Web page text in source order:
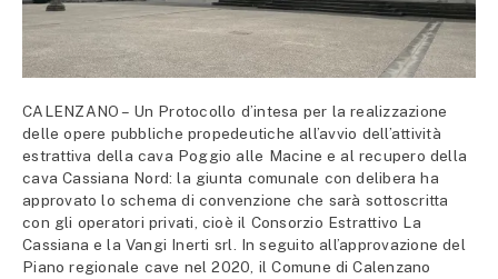
CALENZANO – Un Protocollo d’intesa per la realizzazione
delle opere pubbliche propedeutiche all’avvio dell’attività
estrattiva della cava Poggio alle Macine e al recupero della
cava Cassiana Nord: la giunta comunale con delibera ha
approvato lo schema di convenzione che sarà sottoscritta
con gli operatori privati, cioè il Consorzio Estrattivo La
Cassiana e la Vangi Inerti srl. In seguito all’approvazione del
Piano regionale cave nel 2020, il Comune di Calenzano